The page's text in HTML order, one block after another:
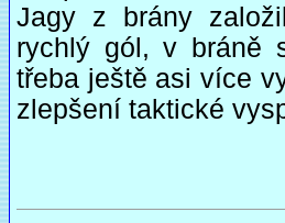
Jagy z brány
rychlý gól, v bráně
třeba ještě asi více
zlepšení taktické